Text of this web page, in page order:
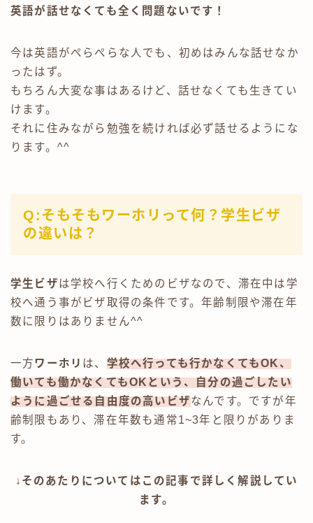
英語が話せなくても全く問題ないです！
今は英語がぺらぺらな人でも、初めはみんな話せなか
ったはず。
もちろん大変な事はあるけど、話せなくても生きてい
けます。
それに住みながら勉強を続ければ必ず話せるようにな
ります。^^
Q:そもそもワーホリって何？学生ビザ
の違いは？
学生ビザは学校へ行くためのビザなので、滞在中は学
校へ通う事がビザ取得の条件です。年齢制限や滞在年
数に限りはありません^^
一方ワーホリ は、 学校へ行っても行かなくてもOK、
働いても働かなくてもOKという、自分の過ごしたい
ように過ごせる自由度の高いビザなんです。ですが年
齢制限もあり、滞在年数も通常1~3年と限りがありま
す。
↓そのあたりについてはこの記事で詳しく解説してい
ます。